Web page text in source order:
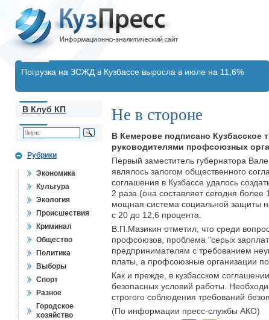
Погрузка на ЗСЖД в Кузбассе выросла в июле на 11,6%
В Клуб КП
Рубрики
Экономика
Культура
Экология
Происшествия
Криминал
Общество
Политика
Выборы
Спорт
Разное
Городское
хозяйство
Не в стороне
В Кемерове подписано Кузбасское
руководителями профсоюзных
Первый заместитель губернатора
являлось залогом общественного
соглашения в Кузбассе удалось
2 раза (она составляет сегодня
мощная система социальной защиты
с 20 до 12,6 процента.
В.П.Мазикин отметил, что среди
профсоюзов, проблема "серых
предпринимателям с требованием
платы, а профсоюзные организации
Как и прежде, в кузбасском
безопасных условий работы.
строгого соблюдения требований
(По информации пресс-службы АКО)